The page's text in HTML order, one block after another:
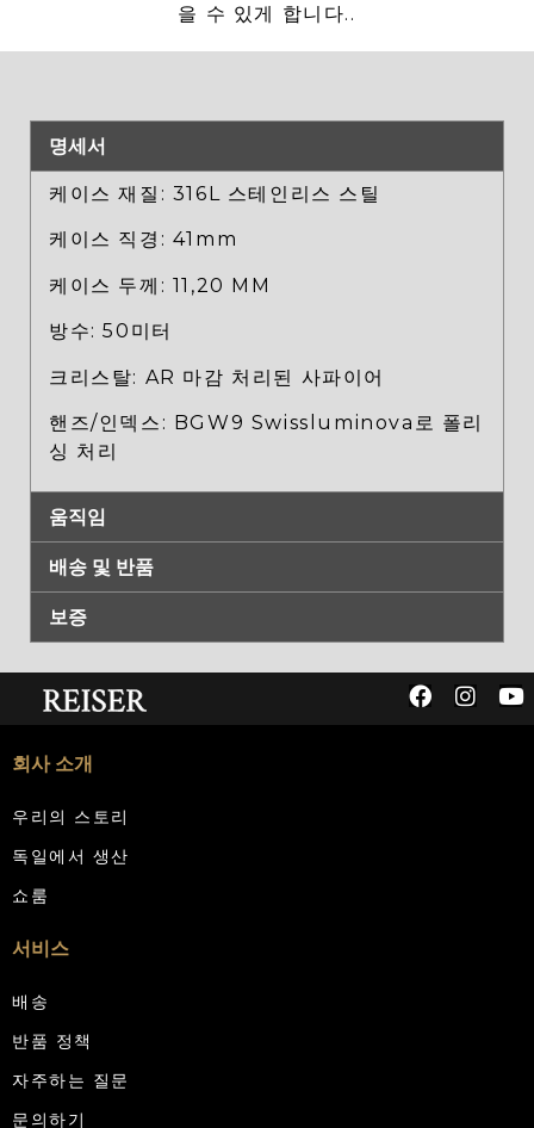
을 수 있게 합니다..
명세서
케이스 재질: 316L 스테인리스 스틸
케이스 직경: 41mm
케이스 두께: 11,20 MM
방수: 50미터
크리스탈: AR 마감 처리된 사파이어
핸즈/인덱스: BGW9 Swissluminova로 폴리
싱 처리
움직임
배송 및 반품
보증
회사 소개
우리의 스토리
독일에서 생산
쇼룸
서비스
배송
반품 정책
자주하는 질문
문의하기